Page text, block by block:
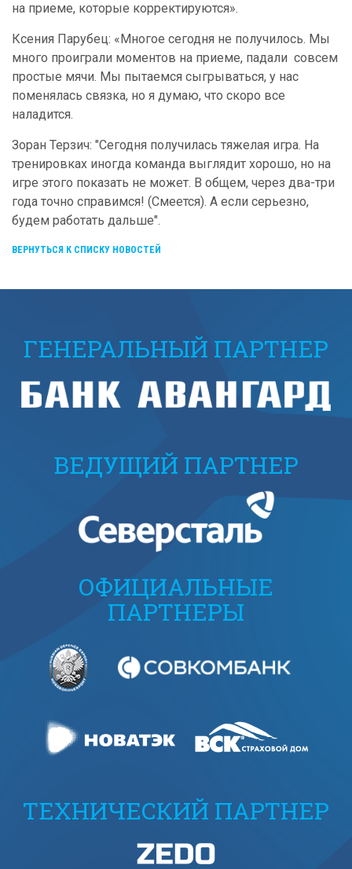
на приеме, которые корректируются».
Ксения Парубец: «Многое сегодня не получилось. Мы
много проиграли моментов на приеме, падали совсем
простые мячи. Мы пытаемся сыгрываться, у нас
поменялась связка, но я думаю, что скоро все
наладится.
Зоран Терзич: "Сегодня получилась тяжелая игра. На
тренировках иногда команда выглядит хорошо, но на
игре этого показать не может. В общем, через два-три
года точно справимся! (Смеется). А если серьезно,
будем работать дальше".
ВЕРНУТЬСЯ К СПИСКУ НОВОСТЕЙ
ГЕНЕРАЛЬНЫЙ ПАРТНЕР
ВЕДУЩИЙ ПАРТНЕР
ОФИЦИАЛЬНЫЕ
ПАРТНЕРЫ
ТЕХНИЧЕСКИЙ ПАРТНЕР